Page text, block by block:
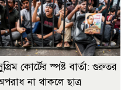
কোর্টের স্পষ্ট বার্তা: গুরুতর
না থাকলে ছাত্র